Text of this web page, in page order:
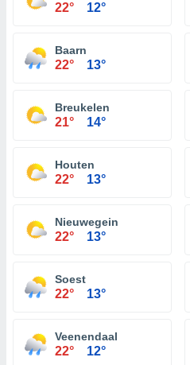
22° 12°
Baarn
22° 13°
Breukelen
21° 14°
Houten
22° 13°
Nieuwegein
22° 13°
Soest
22° 13°
Veenendaal
22° 12°